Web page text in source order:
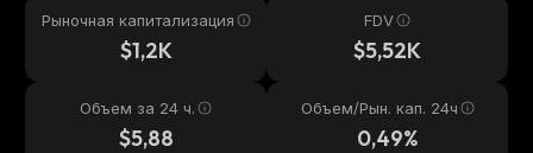
Рыночная капитализация
$1,2K
FDV
$5,52K
Объем за 24 ч.
$5,88
Объем/Рын. кап. 24ч
0,49%